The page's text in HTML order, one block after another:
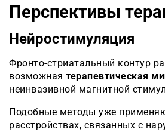
Перспективы
Нейростимуляция
Фронто-стриатальный контур
возможная терапевтическая
неинвазивной магнитной
Подобные методы уже
расстройствах, связанных с